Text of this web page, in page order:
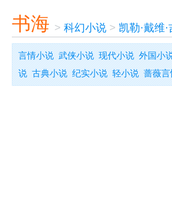
书海 > 科幻小说 > 凯勒·戴维·
言情小说 武侠小说 现代小说 外国小
说 古典小说 纪实小说 轻小说 蔷薇